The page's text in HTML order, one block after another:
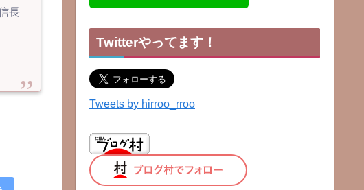
長
Twitterやってます！
Tweets by hirroo_rroo